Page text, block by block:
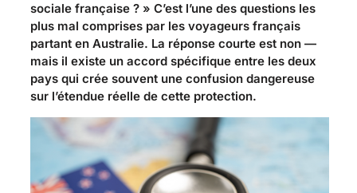
sociale française ? » C’est l’une des questions les
plus mal comprises par les voyageurs français
partant en Australie. La réponse courte est non —
mais il existe un accord spécifique entre les deux
pays qui crée souvent une confusion dangereuse
sur l’étendue réelle de cette protection.